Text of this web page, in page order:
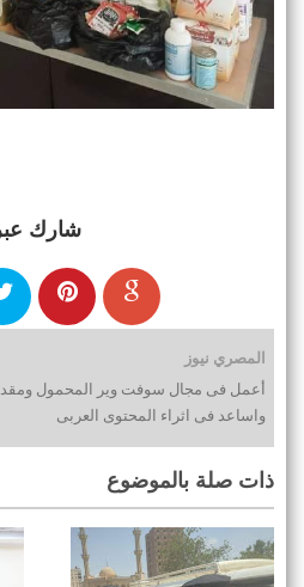
شارك
المصري نيوز
أعمل فى مجال سوفت وير المحمول
واساعد فى اثراء المحتوى العربى
ذات صلة بالموضوع